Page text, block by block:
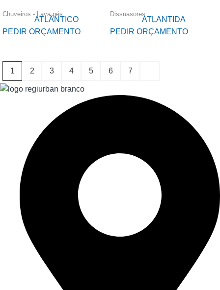
Chuveiros - Lava pés
ATLÂNTICO
PEDIR ORÇAMENTO
Dissuasores
ATLANTIDA
PEDIR ORÇAMENTO
1 2 3 4 5 6 7